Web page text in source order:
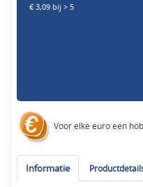
€ 3,09 bij > 5
Voor elke euro een
Informatie